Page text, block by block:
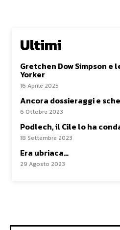
Ultimi
Gretchen Dow Simpson e
Yorker
16 Aprile 2025
Ancora dossieraggi e
6 Ottobre 2023
Podlech, il Cile lo ha
18 Settembre 2023
Era ubriaca…
29 Agosto 2023